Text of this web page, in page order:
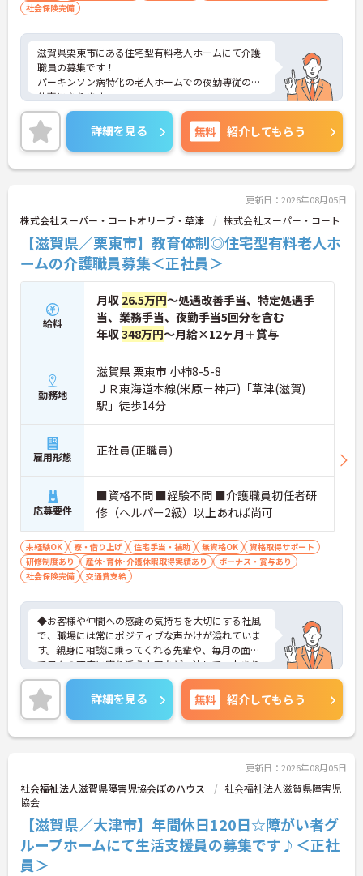
社会保険完備
滋賀県栗東市にある住宅型有料老人ホームにて介護
職員の募集です！
パーキンソン病特化の老人ホームでの夜勤専従のお
仕事になります。
週2日～勤務が可能なので、ご自身のライフスタイ
ルに合わせて働くことができます◎
ご興味のある方には、面接対策ポイントなど、さら
に詳細をお話しいたしますのでお気軽にご相談くだ
さい！
詳細を見る 無料 紹介してもらう
更新日：2026年08月05日
株式会社スーパー・コートオリーブ・草津 株式会社スーパー・コート
【滋賀県／栗東市】教育体制◎住宅型有料老人ホ
ームの介護職員募集＜正社員＞
給料
月収 26.5万円～処遇改善手当、特定処遇手
当、業務手当、夜勤手当5回分を含む
年収348万円～月給×12ヶ月＋賞与
勤務地
滋賀県 栗東市 小柿8-5-8
ＪＲ東海道本線(米原－神戸)「草津(滋賀)
駅」徒歩14分
雇用形態 正社員(正職員)
応募要件
■資格不問 ■経験不問 ■介護職員初任者研
修（ヘルパー2級）以上あれば尚可
未経験OK 寮・借り上げ 住宅手当・補助 無資格OK
資格取得サポート
研修制度あり
産休･育休･介護休暇取得実績あり
ボーナス・賞与あり
社会保険完備
交通費支給
◆お客様や仲間への感謝の気持ちを大切にする社風
で、職場には常にポジティブな声かけが溢れていま
す。親身に相談に乗ってくれる先輩や、毎月の面談
で日々の不安に寄り添う上司など、決して一人きり
にさせないフォロー体制が万全。心理的安全性が高
く、中途入社でも自然と馴染める職場です。
◆無資格からでもプロフェッショナルを目指せる
「資格取得支援制度」を完備しています。初任者研
修から国家資格である介護福祉士まで、現場での実
◆法人独自の介護技術認定制度「ケアマイスター」
により、身につけたスキルを5段階でしっかり評価
し手当で還元。さらに「目標管理シート」を用いた
月1回の上司との面談があり、一人ひとりの不安や
目標に寄り添う手厚いフォロー体制が整っていま
す。
詳細を見る 無料 紹介してもらう
更新日：2026年08月05日
社会福祉法人滋賀県障害児協会ぽのハウス
社会福祉法人滋賀県障害児
協会
【滋賀県／大津市】年間休日120日☆障がい者グ
ループホームにて生活支援員の募集です♪＜正社
員＞